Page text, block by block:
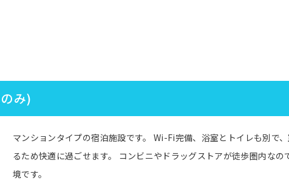
み)
マンションタイプの宿泊施設です。 Wi-Fi完備、浴室とトイレも別で
るため快適に過ごせます。 コンビニやドラッグストアが徒歩圏内なの
境です。